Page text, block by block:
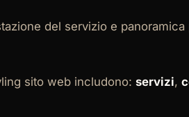
del servizio e
sito web includono: servizi,